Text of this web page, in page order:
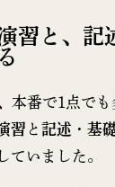
習と、記
本番で1点でも
習 と 記述・基
ていました。